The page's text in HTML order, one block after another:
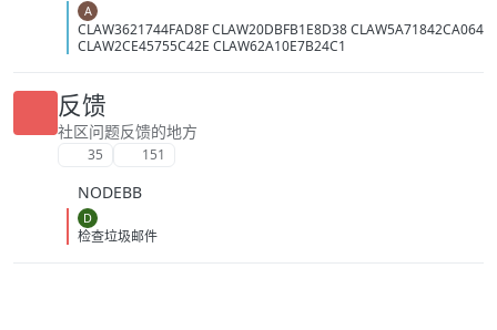
A
CLAW3621744FAD8F CLAW20DBFB1E8D38 CLAW5A71842CA064
CLAW2CE45755C42E CLAW62A10E7B24C1
反馈
社区问题反馈的地方
35 151
NODEBB
D
检查垃圾邮件